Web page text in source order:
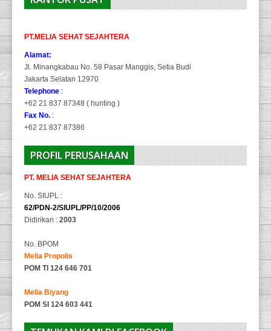
PT.MELIA SEHAT SEJAHTERA
Alamat:
Jl. Minangkabau No. 58 Pasar Manggis, Setia Budi
Jakarta Selatan 12970
Telephone :
+62 21 837 87348 ( hunting )
Fax No. :
+62 21 837 87386
PROFIL PERUSAHAAN
PT. MELIA SEHAT SEJAHTERA
No. SIUPL :
62/PDN-2/SIUPL/PP/10/2006
Didirikan : 2003
No. BPOM
Melia Propolis
POM TI 124 646 701
Melia Biyang
POM SI 124 603 441